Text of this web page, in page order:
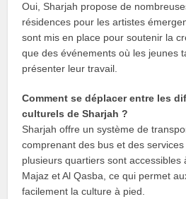
Oui, Sharjah propose de
résidences pour les artistes
sont mis en place pour soutenir la
que des événements où les jeunes
présenter leur travail.
Comment se déplacer entre les
culturels de Sharjah ?
Sharjah offre un système de
comprenant des bus et des services
plusieurs quartiers sont accessibles
Majaz et Al Qasba, ce qui permet
facilement la culture à pied.